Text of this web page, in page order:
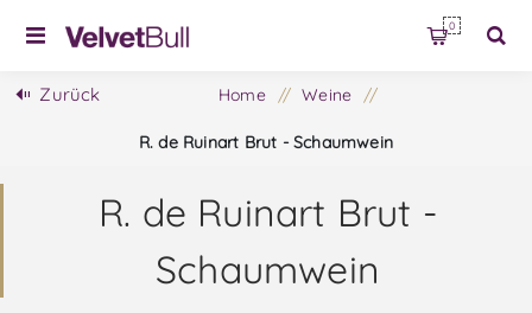
0
Zurück Home / Weine /
R. de Ruinart Brut - Schaumwein
R. de Ruinart Brut -
Schaumwein